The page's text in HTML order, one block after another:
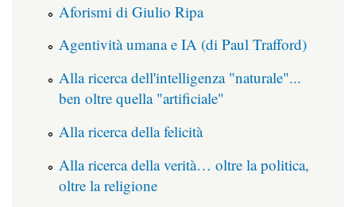
Aforismi di Giulio Ripa
Agentività umana e IA (di Paul Trafford)
Alla ricerca dell'intelligenza "naturale"...
ben oltre quella "artificiale"
Alla ricerca della felicità
Alla ricerca della verità… oltre la politica,
oltre la religione